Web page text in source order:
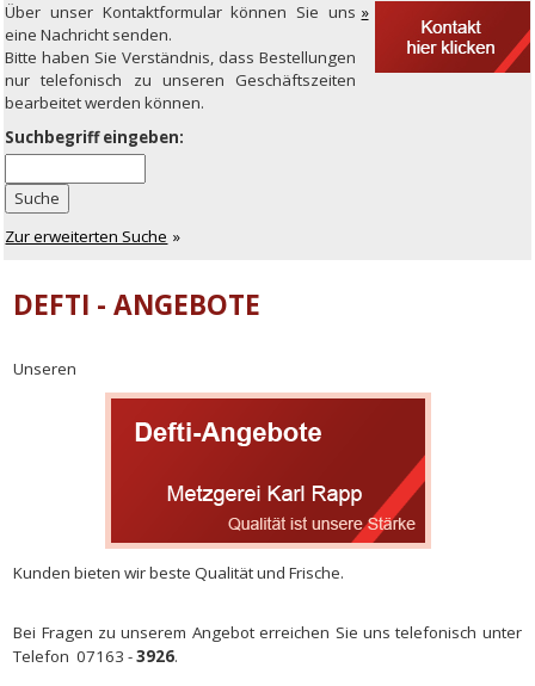
Über unser Kontaktformular können Sie uns
eine Nachricht senden.
Bitte haben Sie Verständnis, dass Bestellungen
nur telefonisch zu unseren Geschäftszeiten
bearbeitet werden können.
Suchbegriff eingeben:
Suche
Zur erweiterten Suche
DEFTI - ANGEBOTE
Unseren
Kunden bieten wir beste Qualität und Frische.
Bei Fragen zu unserem Angebot erreichen Sie uns telefonisch unter
Telefon 07163 -3926.